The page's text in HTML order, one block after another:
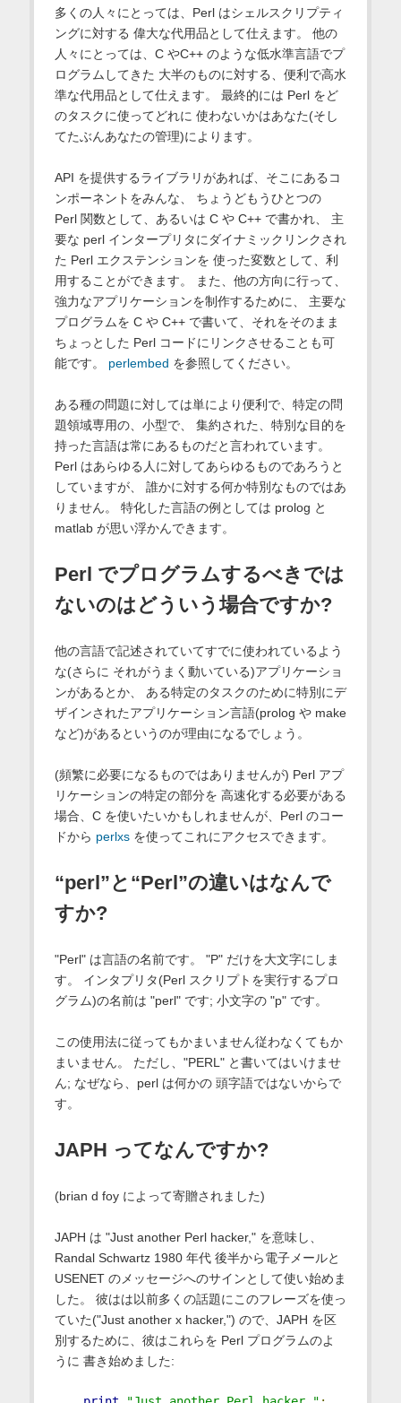
多くの人々にとっては、Perl はシェルスクリプティ
ングに対する 偉大な代用品として仕えます。 他の
人々にとっては、C やC++ のような低水準言語でプ
ログラムしてきた 大半のものに対する、便利で高水
準な代用品として仕えます。 最終的には Perl をど
のタスクに使ってどれに 使わないかはあなた(そし
てたぶんあなたの管理)によります。
API を提供するライブラリがあれば、そこにあるコ
ンポーネントをみんな、 ちょうどもうひとつの
Perl 関数として、あるいは C や C++ で書かれ、 主
要な perl インタープリタにダイナミックリンクされ
た Perl エクステンションを 使った変数として、利
用することができます。 また、他の方向に行って、
強力なアプリケーションを制作するために、 主要な
プログラムを C や C++ で書いて、それをそのまま
ちょっとした Perl コードにリンクさせることも可
能です。 perlembed を参照してください。
ある種の問題に対しては単により便利で、特定の問
題領域専用の、小型で、 集約された、特別な目的を
持った言語は常にあるものだと言われています。
Perl はあらゆる人に対してあらゆるものであろうと
していますが、 誰かに対する何か特別なものではあ
りません。 特化した言語の例としては prolog と
matlab が思い浮かんできます。
Perl でプログラムするべきでは
ないのはどういう場合ですか?
他の言語で記述されていてすでに使われているよう
な(さらに それがうまく動いている)アプリケーショ
ンがあるとか、 ある特定のタスクのために特別にデ
ザインされたアプリケーション言語(prolog や make
など)があるというのが理由になるでしょう。
(頻繁に必要になるものではありませんが) Perl アプ
リケーションの特定の部分を 高速化する必要がある
場合、C を使いたいかもしれませんが、Perl のコー
ドから perlxsを使ってこれにアクセスできます。
“perl”と“Perl”の違いはなんで
すか?
"Perl" は言語の名前です。 "P" だけを大文字にしま
す。 インタプリタ(Perl スクリプトを実行するプロ
グラム)の名前は "perl" です; 小文字の "p" です。
この使用法に従ってもかまいません従わなくてもか
まいません。 ただし、"PERL" と書いてはいけませ
ん; なぜなら、perl は何かの 頭字語ではないからで
す。
JAPH ってなんですか?
(brian d foy によって寄贈されました)
JAPH は "Just another Perl hacker," を意味し、
Randal Schwartz 1980 年代 後半から電子メールと
USENET のメッセージへのサインとして使い始めま
した。 彼はは以前多くの話題にこのフレーズを使っ
ていた("Just another x hacker,") ので、JAPH を区
別するために、彼はこれらを Perl プログラムのよ
うに 書き始めました: